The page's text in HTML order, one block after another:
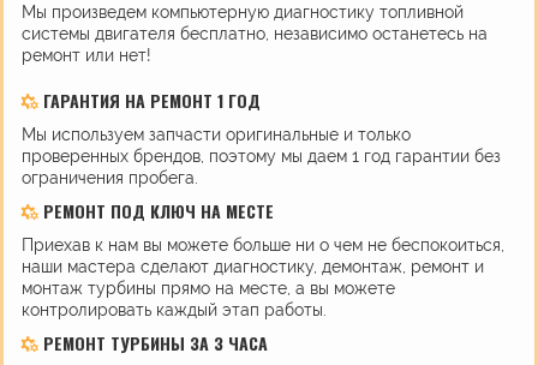
Мы произведем компьютерную диагностику топливной
системы двигателя бесплатно, независимо останетесь на
ремонт или нет!
ГАРАНТИЯ НА РЕМОНТ 1 ГОД
Мы используем запчасти оригинальные и только
проверенных брендов, поэтому мы даем 1 год гарантии без
ограничения пробега.
РЕМОНТ ПОД КЛЮЧ НА МЕСТЕ
Приехав к нам вы можете больше ни о чем не беспокоиться,
наши мастера сделают диагностику, демонтаж, ремонт и
монтаж турбины прямо на месте, а вы можете
контролировать каждый этап работы.
РЕМОНТ ТУРБИНЫ ЗА 3 ЧАСА